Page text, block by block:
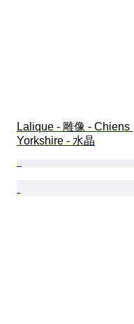
Lalique - 雕像 - Chiens
Yorkshire - 水晶